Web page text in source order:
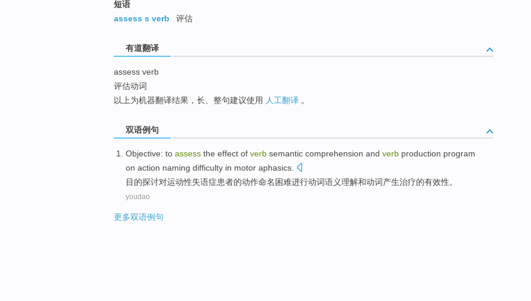
短语
assess s verb
评估
有道翻译
assess verb
评估动词
以上为机器翻译结果，长、整句建议使用 人工翻译 。
双语例句
Objective: to assess the effect of verb semantic comprehension and verb production program
on action naming difficulty in motor aphasics
目的探讨对运动性失语症患者的动作命名 困难进行动词语义理解和动词产生治疗的有效性。
youdao
更多双语例句